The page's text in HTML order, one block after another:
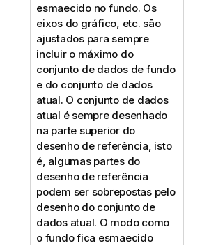
esmaecido no fundo. Os
eixos do gráfico, etc. são
ajustados para sempre
incluir o máximo do
conjunto de dados de fundo
e do conjunto de dados
atual. O conjunto de dados
atual é sempre desenhado
na parte superior do
desenho de referência, isto
é, algumas partes do
desenho de referência
podem ser sobrepostas pelo
desenho do conjunto de
dados atual. O modo como
o fundo fica esmaecido